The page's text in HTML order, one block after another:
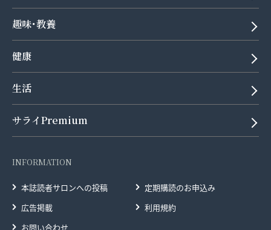
趣味･教養
健康
生活
サライPremium
INFORMATION
本誌読者サロンへの投稿
定期購読のお申込み
広告掲載
利用規約
お問い合わせ